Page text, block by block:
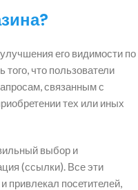
его видимости по
что пользователи
связанным с
тех или иных
выбор и
(ссылки). Все эти
привлекал посетителей,